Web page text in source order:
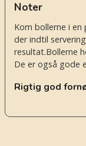
Noter
Kom bollerne i
der indtil
resultat.Bollerne
De er også gode
Rigtig god